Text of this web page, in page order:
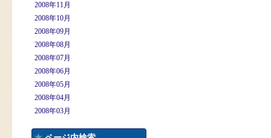
2008年11月
2008年10月
2008年09月
2008年08月
2008年07月
2008年06月
2008年05月
2008年04月
2008年03月